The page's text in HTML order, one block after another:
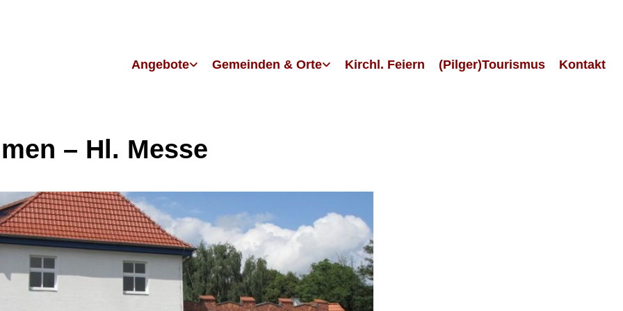
Angebote Gemeinden & Orte Kirchl. Feiern (Pilger)Tourismus Kontakt
– Hl. Messe